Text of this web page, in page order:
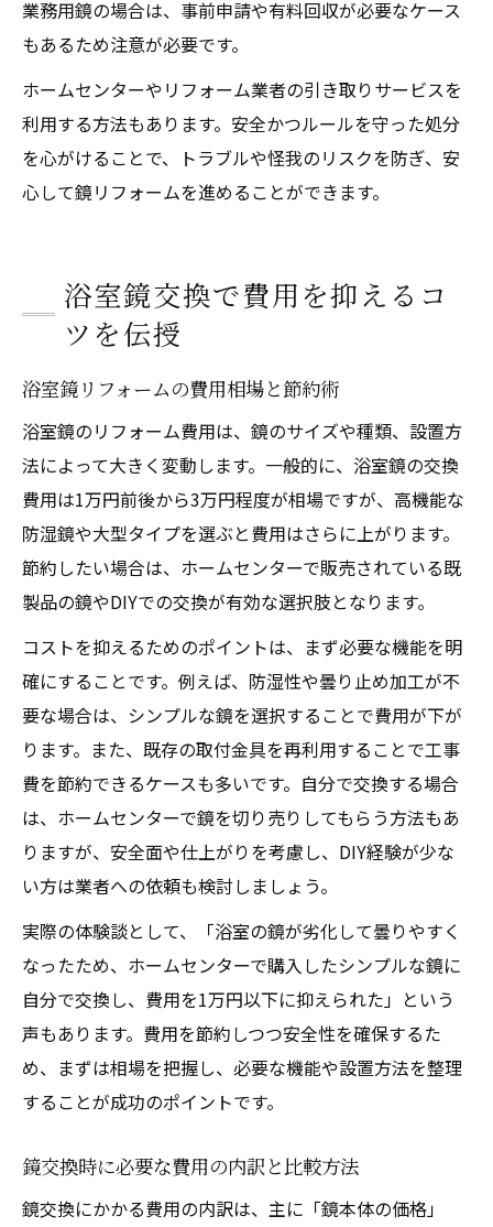
業務用鏡の場合は、事前申請や有料回収が必要なケース
もあるため注意が必要です。
ホームセンターやリフォーム業者の引き取りサービスを
利用する方法もあります。安全かつルールを守った処分
を心がけることで、トラブルや怪我のリスクを防ぎ、安
心して鏡リフォームを進めることができます。
浴室鏡交換で費用を抑えるコ
ツを伝授
浴室鏡リフォームの費用相場と節約術
浴室鏡のリフォーム費用は、鏡のサイズや種類、設置方
法によって大きく変動します。一般的に、浴室鏡の交換
費用は1万円前後から3万円程度が相場ですが、高機能な
防湿鏡や大型タイプを選ぶと費用はさらに上がります。
節約したい場合は、ホームセンターで販売されている既
製品の鏡やDIYでの交換が有効な選択肢となります。
コストを抑えるためのポイントは、まず必要な機能を明
確にすることです。例えば、防湿性や曇り止め加工が不
要な場合は、シンプルな鏡を選択することで費用が下が
ります。また、既存の取付金具を再利用することで工事
費を節約できるケースも多いです。自分で交換する場合
は、ホームセンターで鏡を切り売りしてもらう方法もあ
りますが、安全面や仕上がりを考慮し、DIY経験が少な
い方は業者への依頼も検討しましょう。
実際の体験談として、「浴室の鏡が劣化して曇りやすく
なったため、ホームセンターで購入したシンプルな鏡に
自分で交換し、費用を1万円以下に抑えられた」という
声もあります。費用を節約しつつ安全性を確保するた
め、まずは相場を把握し、必要な機能や設置方法を整理
することが成功のポイントです。
鏡交換時に必要な費用の内訳と比較方法
鏡交換にかかる費用の内訳は、主に「鏡本体の価格」